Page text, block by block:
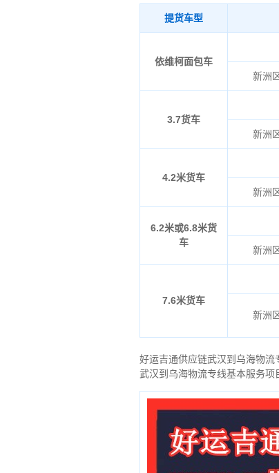
提货车型
依维柯面包车
新洲
3.7货车
新洲
4.2米货车
新洲
6.2米或6.8米货
车
新洲
7.6米货车
新洲
好运吉通供应链武汉到乌海物流
武汉到乌海物流专线基本服务项